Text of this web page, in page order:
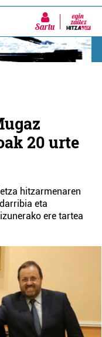
Sartu
20 urte
hitzarmenaren
eta
ere tartea